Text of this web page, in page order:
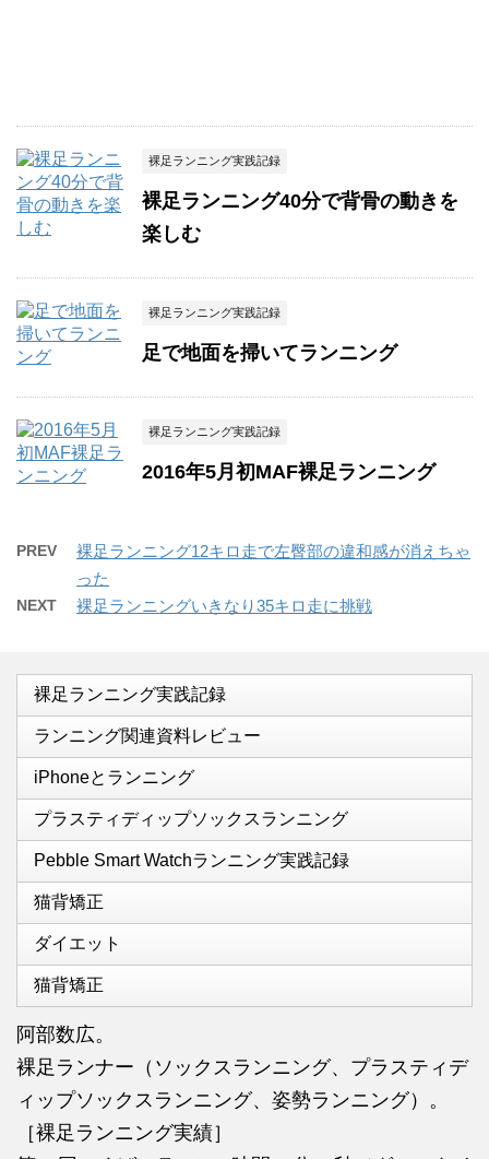
裸足ランニング実践記録
裸足ランニング40分で背骨の動きを
楽しむ
裸足ランニング実践記録
足で地面を掃いてランニング
裸足ランニング実践記録
2016年5月初MAF裸足ランニング
PREV
裸足ランニング12キロ走で左臀部の違和感が消えちゃ
った
NEXT 裸足ランニングいきなり35キロ走に挑戦
裸足ランニング実践記録
ランニング関連資料レビュー
iPhoneとランニング
プラスティディップソックスランニング
Pebble Smart Watchランニング実践記録
猫背矯正
ダイエット
猫背矯正
阿部数広。
裸足ランナー（ソックスランニング、プラスティデ
ィップソックスランニング、姿勢ランニング）。
［裸足ランニング実績］